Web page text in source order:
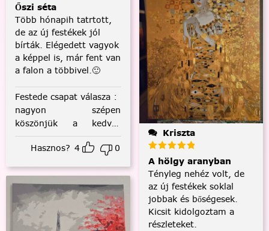
Őszi séta
Több hónapih tatrtott,
de az új festékek jól
bírták. Elégedett vagyok
a képpel is, már fent van
a falon a többivel.🙂
Festede csapat válasza :
nagyon szépen
köszönjük a kedves
visszajelzést! :)
Hasznos? 4 0
Kriszta
A hölgy aranyban
Tényleg nehéz volt, de
az új festékek soklal
jobbak és bőségesek.
Kicsit kidolgoztam a
részleteket.